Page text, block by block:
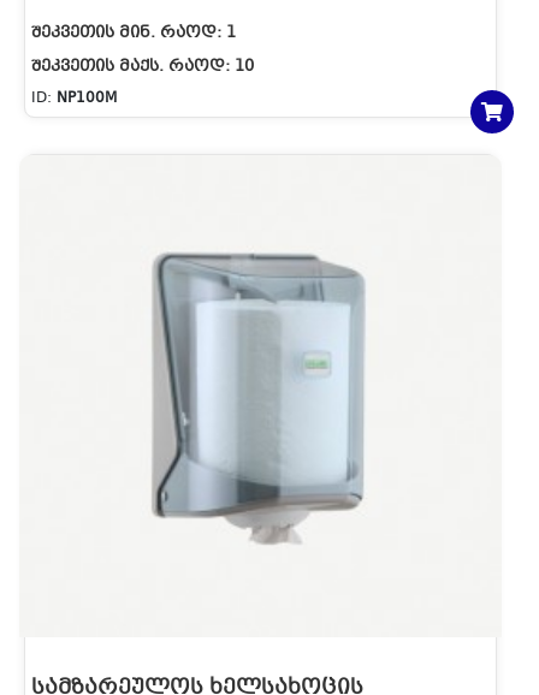
ᲨᲔᲙᲕᲔᲗᲘᲡ ᲛᲘᲜ. ᲠᲐᲝᲓ: 1
ᲨᲔᲙᲕᲔᲗᲘᲡ ᲛᲐᲥᲡ. ᲠᲐᲝᲓ: 10
ID: NP100M
ᲡᲐᲛᲖᲐᲠᲔᲣᲚᲝᲡ ᲮᲔᲚᲡᲐᲮᲝᲪᲘᲡ